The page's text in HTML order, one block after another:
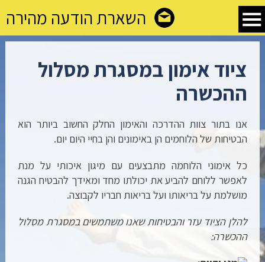
השארת הודעה מהירה
ציוד אימון במסגרת מסלול
ההכשרה
אנו בתור צוות ההדרכה והאימון החלק החשוב ביותר הוא
הבטיחות של הלוחמים הן באימונים והן בחיי היום יום.
כל אימוני הלוחמה מתבצעים עם מיגון איכותי על מנת
לאפשר ללוחם להביע את יכולתו מחד ומאידך להבטיח הגנה
מושלמת על בריאותו ועל בריאות חבריו לקבוצה.
להלן הציוד עזר והבטיחות שאנו משתמשים במסגרת מסלול
ההכשרה: